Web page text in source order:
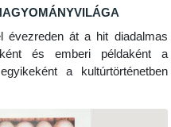
évezreden át a hit diadalmas
és emberi példaként a
a kultúrtörténetben